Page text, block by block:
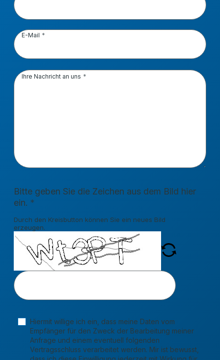
E-Mail
Ihre Nachricht an uns
Bitte geben Sie die Zeichen aus dem Bild hier
ein.
Durch den Kreisbutton können Sie ein neues Bild
erzeugen.
Hiermit willige ich ein, dass meine Daten vom
Empfänger für den Zweck der Bearbeitung meiner
Anfrage und einem eventuell folgenden
Vertragsschluss verarbeitet werden. Mir ist bewusst,